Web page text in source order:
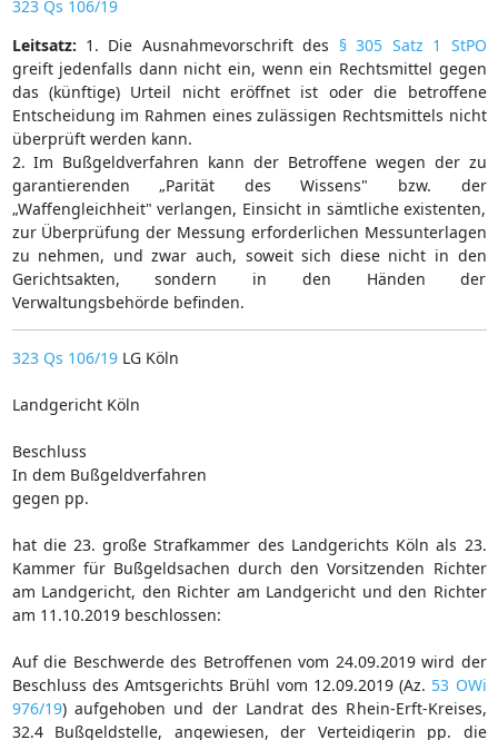
323 Qs 106/19
Leitsatz: 1. Die Ausnahmevorschrift des § 305 Satz 1 StPO
greift jedenfalls dann nicht ein, wenn ein Rechtsmittel gegen
das (künftige) Urteil nicht eröffnet ist oder die betroffene
Entscheidung im Rahmen eines zulässigen Rechtsmittels nicht
überprüft werden kann.
2. Im Bußgeldverfahren kann der Betroffene wegen der zu
garantierenden „Parität des Wissens" bzw. der
„Waffengleichheit" verlangen, Einsicht in sämtliche existenten,
zur Überprüfung der Messung erforderlichen Messunterlagen
zu nehmen, und zwar auch, soweit sich diese nicht in den
Gerichtsakten, sondern in den Händen der
Verwaltungsbehörde befinden.
323 Qs 106/19LG Köln
Landgericht Köln
Beschluss
In dem Bußgeldverfahren
gegen pp.
hat die 23. große Strafkammer des Landgerichts Köln als 23.
Kammer für Bußgeldsachen durch den Vorsitzenden Richter
am Landgericht, den Richter am Landgericht und den Richter
am 11.10.2019 beschlossen:
Auf die Beschwerde des Betroffenen vom 24.09.2019 wird der
Beschluss des Amtsgerichts Brühl vom 12.09.2019 (Az. 53 OWi
976/19) aufgehoben und der Landrat des Rhein-Erft-Kreises,
32.4 Bußgeldstelle, angewiesen, der Verteidigerin pp. die